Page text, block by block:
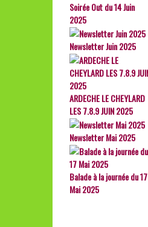
Soirée Out du 14 Juin
2025
Newsletter Juin 2025
ARDECHE LE CHEYLARD
LES 7.8.9 JUIN 2025
Newsletter Mai 2025
Balade à la journée du 17
Mai 2025